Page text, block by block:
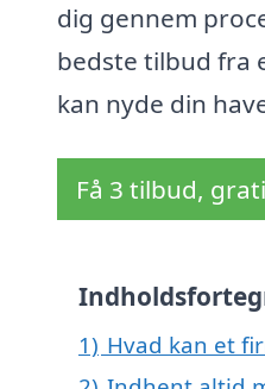
dig gennem
bedste tilbud fra
kan nyde din
Få 3 tilbud,
1) Hvad kan et